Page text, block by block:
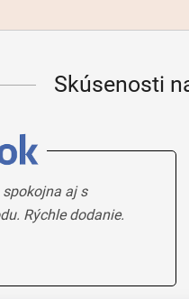
Skúsenosti
aj s
Rýchle dodanie.